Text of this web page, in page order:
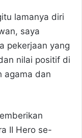
lamanya diri
saya
pekerjaan yang
nilai positif di
agama dan
II Hero se-